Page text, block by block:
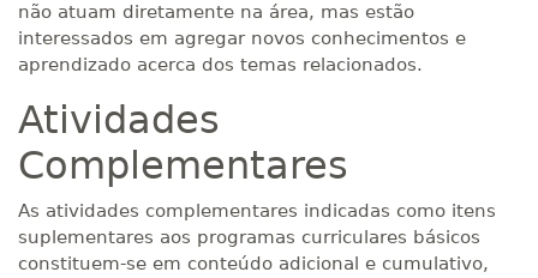
não atuam diretamente na área, mas estão
interessados em agregar novos conhecimentos e
aprendizado acerca dos temas relacionados.
Atividades
Complementares
As atividades complementares indicadas como itens
suplementares aos programas curriculares básicos
constituem-se em conteúdo adicional e cumulativo,